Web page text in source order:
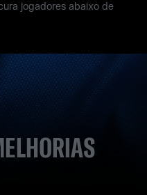
jogadores abaixo de